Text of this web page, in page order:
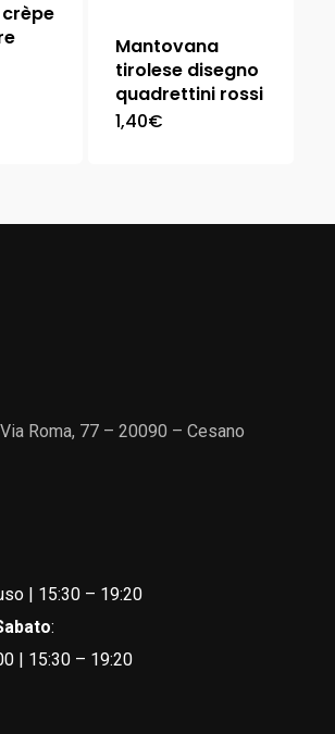
Mantovana
tirolese disegno
quadrettini rossi
1,40€
Via Roma, 77 – 20090 – Cesano
| 15:30 – 19:20
:
| 15:30 – 19:20